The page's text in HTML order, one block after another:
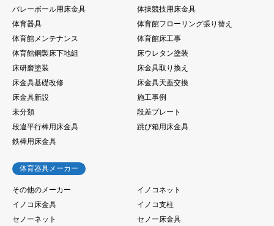
バレーボール用床金具
体操競技用床金具
体育器具
体育館フローリング張り替え
体育館メンテナンス
体育館床工事
体育館鋼製床下地組
床ウレタン塗装
床研磨塗装
床金具取り換え
床金具基礎改修
床金具天蓋交換
床金具新設
施工事例
未分類
段差プレート
段違平行棒用床金具
跳び箱用床金具
鉄棒用床金具
体育器具メーカー
その他のメーカー
イノコネット
イノコ床金具
イノコ支柱
セノーネット
セノー床金具